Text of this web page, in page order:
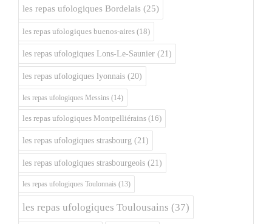
les repas ufologiques Bordelais (25)
les repas ufologiques buenos-aires (18)
les repas ufologiques Lons-Le-Saunier (21)
les repas ufologiques lyonnais (20)
les repas ufologiques Messins (14)
les repas ufologiques Montpelliérains (16)
les repas ufologiques strasbourg (21)
les repas ufologiques strasbourgeois (21)
les repas ufologiques Toulonnais (13)
les repas ufologiques Toulousains (37)